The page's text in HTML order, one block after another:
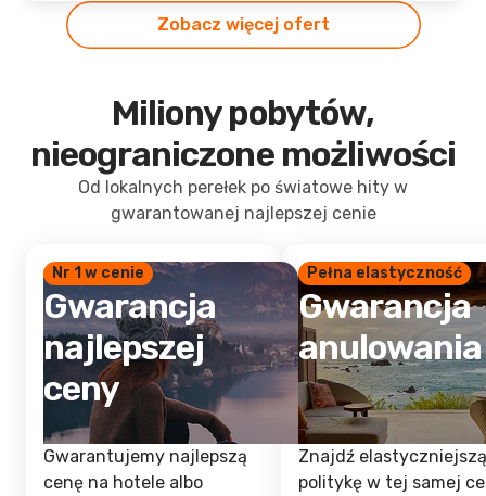
Zobacz więcej ofert
Miliony pobytów,
nieograniczone możliwości
Od lokalnych perełek po światowe hity w
gwarantowanej najlepszej cenie
Nr 1 w cenie
Gwarancja
najlepszej
ceny
Gwarantujemy najlepszą
cenę na hotele albo
Pełna elastyczność
Gwarancja
anulowania
Znajdź elastyczniejszą
politykę w tej samej